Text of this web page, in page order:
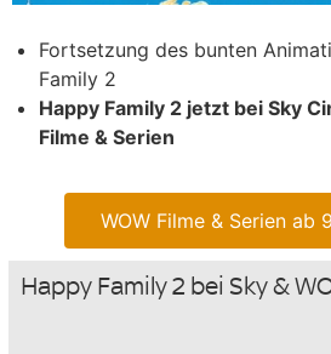
Fortsetzung des bunten
Family 2
Happy Family 2 jetzt bei Sky
Filme & Serien
WOW Filme & Serien ab
Happy Family 2 bei Sky &